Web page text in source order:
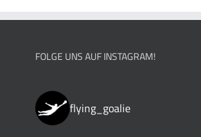
FOLGE UNS AUF INSTAGRAM!
flying_goalie